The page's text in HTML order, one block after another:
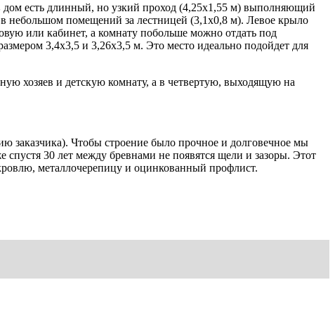
есть длинный, но узкий проход (4,25х1,55 м) выполняющий
небольшом помещений за лестницей (3,1х0,8 м). Левое крыло
или кабинет, а комнату побольше можно отдать под
3,4х3,5 и 3,26х3,5 м. Это место идеально подойдет для
хозяев и детскую комнату, а в четвертую, выходящую на
заказчика). Чтобы строение было прочное и долговечное мы
30 лет между бревнами не появятся щели и зазоры. Этот
металлочерепицу и оцинкованный профлист.